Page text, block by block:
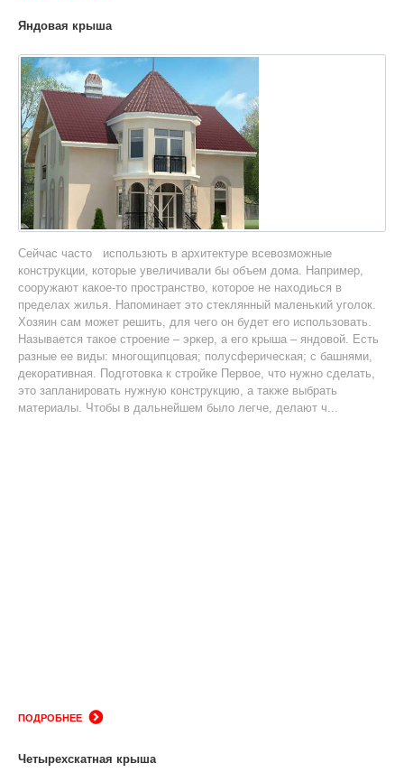
Яндовая крыша
Сейчас часто использють в архитектуре всевозможные
конструкции, которые увеличивали бы объем дома. Например,
сооружают какое-то пространство, которое не находиься в
пределах жилья. Напоминает это стеклянный маленький уголок.
Хозяин сам может решить, для чего он будет его использовать.
Называется такое строение – эркер, а его крыша – яндовой. Есть
разные ее виды: многощипцовая; полусферическая; с башнями,
декоративная. Подготовка к стройке Первое, что нужно сделать,
это запланировать нужную конструкцию, а также выбрать
материалы. Чтобы в дальнейшем было легче, делают ч...
ПОДРОБНЕЕ
Четырехскатная крыша